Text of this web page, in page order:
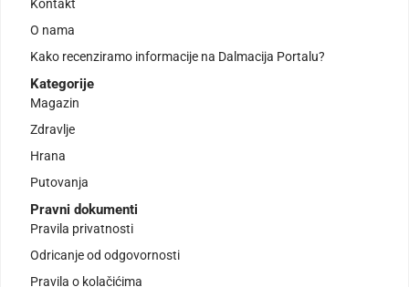
Kontakt
O nama
Kako recenziramo informacije na Dalmacija Portalu?
Kategorije
Magazin
Zdravlje
Hrana
Putovanja
Pravni dokumenti
Pravila privatnosti
Odricanje od odgovornosti
Pravila o kolačićima